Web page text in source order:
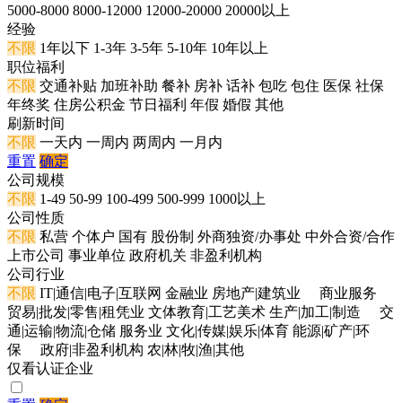
5000-8000 8000-12000 12000-20000 20000以上
经验
不限 1年以下 1-3年 3-5年 5-10年 10年以上
职位福利
不限 交通补贴 加班补助 餐补 房补 话补 包吃 包住 医保 社保
年终奖 住房公积金 节日福利 年假 婚假 其他
刷新时间
不限 一天内 一周内 两周内 一月内
重置 确定
公司规模
不限 1-49 50-99 100-499 500-999 1000以上
公司性质
不限 私营 个体户 国有 股份制 外商独资/办事处 中外合资/合作
上市公司 事业单位 政府机关 非盈利机构
公司行业
不限 IT|通信|电子|互联网 金融业 房地产|建筑业
商业服务
贸易|批发|零售|租凭业 文体教育|工艺美术 生产|加工|制造
交
通|运输|物流|仓储 服务业 文化|传媒|娱乐|体育 能源|矿产|环
保
政府|非盈利机构 农|林|牧|渔|其他
仅看认证企业